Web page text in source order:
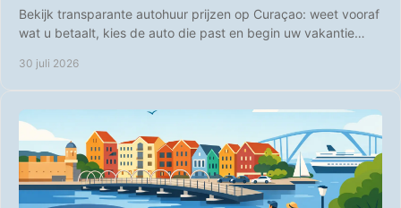
Bekijk transparante autohuur prijzen op Curaçao: weet vooraf
wat u betaalt, kies de auto die past en begin uw vakantie
30 juli 2026